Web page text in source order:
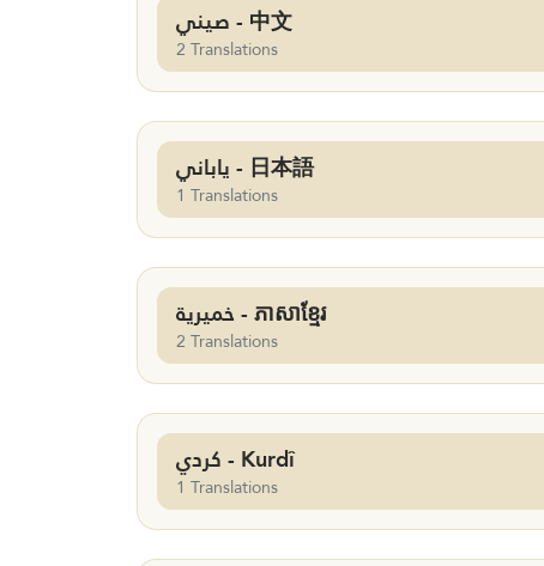
صيني - 中文
2 Translations
ياباني - 日本語
1 Translations
خميرية - ភាសាខ្មែរ
2 Translations
كردي - Kurdî
1 Translations